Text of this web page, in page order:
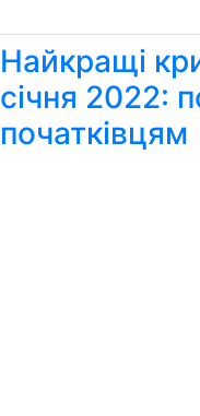
Найкращі
січня 2022:
початківцям